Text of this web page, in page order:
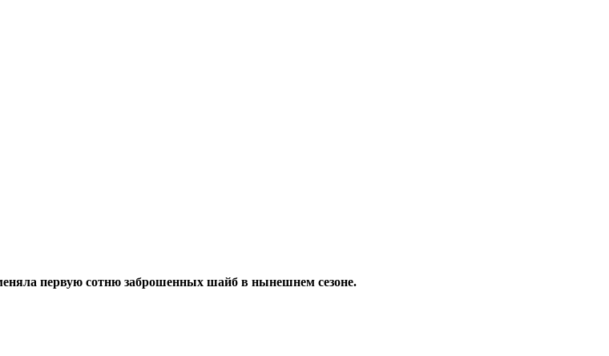
первую сотню заброшенных шайб в нынешнем сезоне.